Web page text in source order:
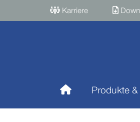
Karriere
Produkte